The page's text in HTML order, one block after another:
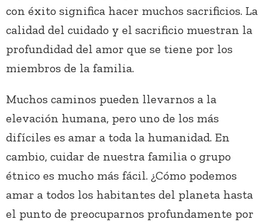
con éxito significa hacer muchos sacrificios. La
calidad del cuidado y el sacrificio muestran la
profundidad del amor que se tiene por los
miembros de la familia.
Muchos caminos pueden llevarnos a la
elevación humana, pero uno de los más
difíciles es amar a toda la humanidad. En
cambio, cuidar de nuestra familia o grupo
étnico es mucho más fácil. ¿Cómo podemos
amar a todos los habitantes del planeta hasta
el punto de preocuparnos profundamente por